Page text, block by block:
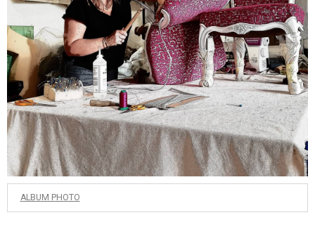
ALBUM PHOTO